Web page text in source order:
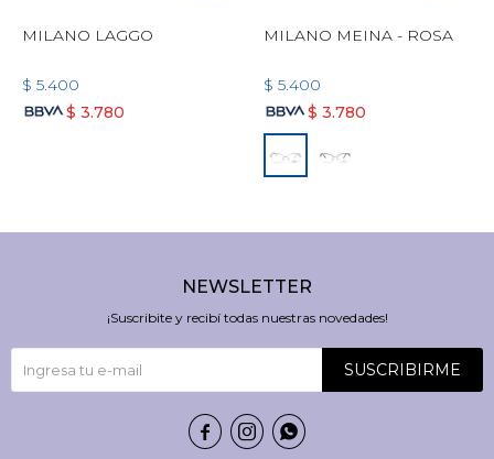
MILANO LAGGO
$ 5.400
$ 3.780
MILANO MEINA - ROSA
$ 5.400
$ 3.780
NEWSLETTER
¡Suscribite y recibí todas nuestras novedades!
SUSCRIBIRME
  